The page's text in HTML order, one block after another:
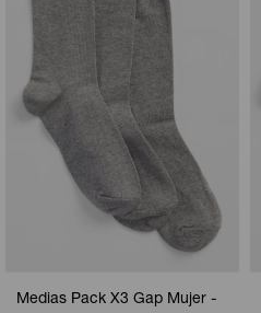
Medias Pack X3 Gap Mujer -